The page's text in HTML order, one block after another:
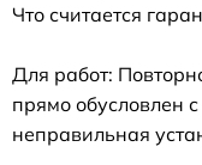
Что считается
Для работ:
прямо обусловлен
неправильная